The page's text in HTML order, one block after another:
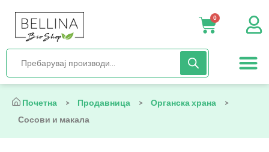
0
Почетна > Продавница > Органска храна
>
Сосови и макала